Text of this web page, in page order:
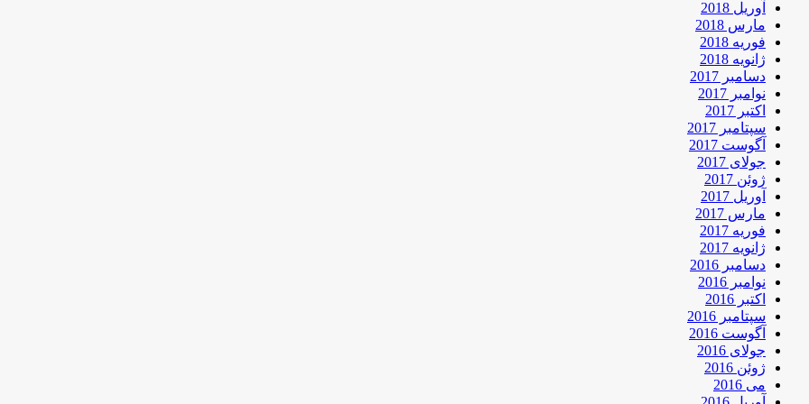
آوریل 2018
مارس 2018
فوریه 2018
ژانویه 2018
دسامبر 2017
نوامبر 2017
اکتبر 2017
سپتامبر 2017
آگوست 2017
جولای 2017
ژوئن 2017
آوریل 2017
مارس 2017
فوریه 2017
ژانویه 2017
دسامبر 2016
نوامبر 2016
اکتبر 2016
سپتامبر 2016
آگوست 2016
جولای 2016
ژوئن 2016
می 2016